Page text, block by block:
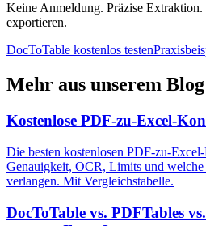
Keine Anmeldung. Präzise
exportieren.
DocToTable kostenlos testen
Mehr aus unserem Blog
Kostenlose PDF-zu-Excel-
Die besten kostenlosen PDF-zu-
Genauigkeit, OCR, Limits und
verlangen. Mit Vergleichstabelle.
DocToTable vs. PDFTables